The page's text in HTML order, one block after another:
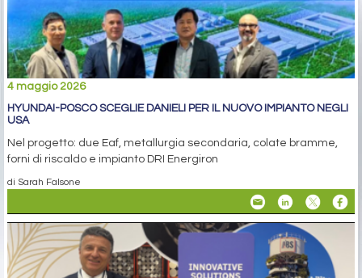
4 maggio 2026
HYUNDAI-POSCO SCEGLIE DANIELI PER IL NUOVO IMPIANTO NEGLI
USA
Nel progetto: due Eaf, metallurgia secondaria, colate bramme,
forni di riscaldo e impianto DRI Energiron
di Sarah Falsone